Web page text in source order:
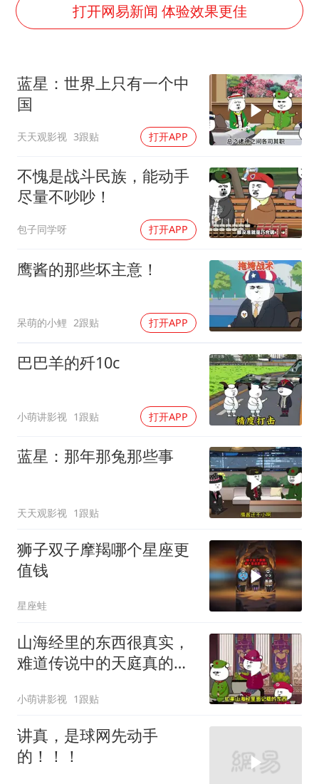
白海豚或提早3小时登陆
上海大部迎大暴雨
武契奇会见泽连斯基有何意图
“伊斯兰版北约”出现
以军士兵把枪口对准中国记者
构建更高水平的全民健身公共服务体系
打开网易新闻 体验效果更佳
蓝星：世界上只有一个中
国
天天观影视 3跟贴 打开APP
不愧是战斗民族，能动手
尽量不吵吵！
包子同学呀 打开APP
鹰酱的那些坏主意！
呆萌的小鲤 2跟贴 打开APP
巴巴羊的歼10c
小萌讲影视 1跟贴 打开APP
蓝星：那年那兔那些事
天天观影视 1跟贴
狮子双子摩羯哪个星座更
值钱
星座蛙
山海经里的东西很真实，
难道传说中的天庭真的存
小萌讲影视 1跟贴
讲真，是球网先动手
的！！！